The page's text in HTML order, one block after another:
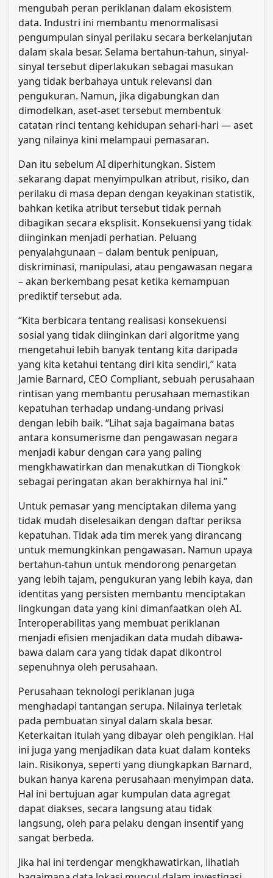
mengubah peran periklanan dalam ekosistem
data. Industri ini membantu menormalisasi
pengumpulan sinyal perilaku secara berkelanjutan
dalam skala besar. Selama bertahun-tahun, sinyal-
sinyal tersebut diperlakukan sebagai masukan
yang tidak berbahaya untuk relevansi dan
pengukuran. Namun, jika digabungkan dan
dimodelkan, aset-aset tersebut membentuk
catatan rinci tentang kehidupan sehari-hari — aset
yang nilainya kini melampaui pemasaran.
Dan itu sebelum AI diperhitungkan. Sistem
sekarang dapat menyimpulkan atribut, risiko, dan
perilaku di masa depan dengan keyakinan statistik,
bahkan ketika atribut tersebut tidak pernah
dibagikan secara eksplisit. Konsekuensi yang tidak
diinginkan menjadi perhatian. Peluang
penyalahgunaan – dalam bentuk penipuan,
diskriminasi, manipulasi, atau pengawasan negara
– akan berkembang pesat ketika kemampuan
prediktif tersebut ada.
“Kita berbicara tentang realisasi konsekuensi
sosial yang tidak diinginkan dari algoritme yang
mengetahui lebih banyak tentang kita daripada
yang kita ketahui tentang diri kita sendiri,” kata
Jamie Barnard, CEO Compliant, sebuah perusahaan
rintisan yang membantu perusahaan memastikan
kepatuhan terhadap undang-undang privasi
dengan lebih baik. “Lihat saja bagaimana batas
antara konsumerisme dan pengawasan negara
menjadi kabur dengan cara yang paling
mengkhawatirkan dan menakutkan di Tiongkok
sebagai peringatan akan berakhirnya hal ini.”
Untuk pemasar yang menciptakan dilema yang
tidak mudah diselesaikan dengan daftar periksa
kepatuhan. Tidak ada tim merek yang dirancang
untuk memungkinkan pengawasan. Namun upaya
bertahun-tahun untuk mendorong penargetan
yang lebih tajam, pengukuran yang lebih kaya, dan
identitas yang persisten membantu menciptakan
lingkungan data yang kini dimanfaatkan oleh AI.
Interoperabilitas yang membuat periklanan
menjadi efisien menjadikan data mudah dibawa-
bawa dalam cara yang tidak dapat dikontrol
sepenuhnya oleh perusahaan.
Perusahaan teknologi periklanan juga
menghadapi tantangan serupa. Nilainya terletak
pada pembuatan sinyal dalam skala besar.
Keterkaitan itulah yang dibayar oleh pengiklan. Hal
ini juga yang menjadikan data kuat dalam konteks
lain. Risikonya, seperti yang diungkapkan Barnard,
bukan hanya karena perusahaan menyimpan data.
Hal ini bertujuan agar kumpulan data agregat
dapat diakses, secara langsung atau tidak
langsung, oleh para pelaku dengan insentif yang
sangat berbeda.
Jika hal ini terdengar mengkhawatirkan, lihatlah